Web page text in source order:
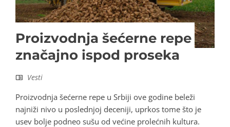
Proizvodnja šećerne repe
značajno ispod proseka
Vesti
Proizvodnja šećerne repe u Srbiji ove godine beleži
najniži nivo u poslednjoj deceniji, uprkos tome što je
usev bolje podneo sušu od većine prolećnih kultura.